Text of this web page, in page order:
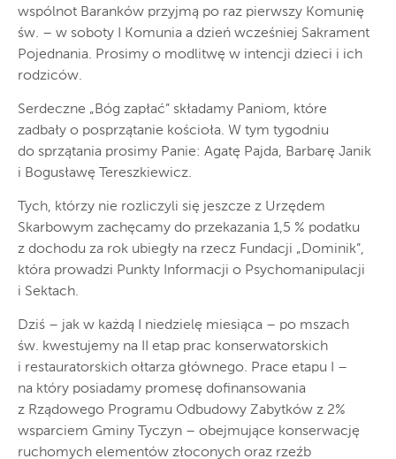
wspólnot Baranków przyjmą po raz pierwszy Komunię
św. – w soboty I Komunia a dzień wcześniej Sakrament
Pojednania. Prosimy o modlitwę w intencji dzieci i ich
rodziców.
Serdeczne „Bóg zapłać” składamy Paniom, które
zadbały o posprzątanie kościoła. W tym tygodniu
do sprzątania prosimy Panie: Agatę Pajda, Barbarę Janik
i Bogusławę Tereszkiewicz.
Tych, którzy nie rozliczyli się jeszcze z Urzędem
Skarbowym zachęcamy do przekazania 1,5 % podatku
z dochodu za rok ubiegły na rzecz Fundacji „Dominik”,
która prowadzi Punkty Informacji o Psychomanipulacji
i Sektach.
Dziś – jak w każdą I niedzielę miesiąca – po mszach
św. kwestujemy na II etap prac konserwatorskich
i restauratorskich ołtarza głównego. Prace etapu I –
na który posiadamy promesę dofinansowania
z Rządowego Programu Odbudowy Zabytków z 2%
wsparciem Gminy Tyczyn – obejmujące konserwację
ruchomych elementów złoconych oraz rzeźb